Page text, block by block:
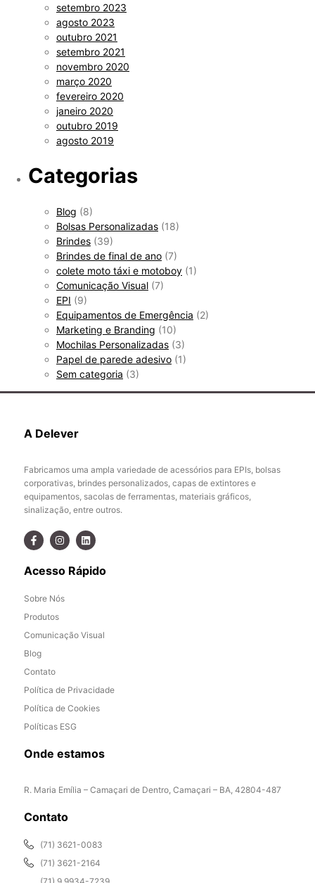
setembro 2023
agosto 2023
outubro 2021
setembro 2021
novembro 2020
março 2020
fevereiro 2020
janeiro 2020
outubro 2019
agosto 2019
Categorias
Blog (8)
Bolsas Personalizadas (18)
Brindes (39)
Brindes de final de ano (7)
colete moto táxi e motoboy (1)
Comunicação Visual (7)
EPI (9)
Equipamentos de Emergência (2)
Marketing e Branding (10)
Mochilas Personalizadas (3)
Papel de parede adesivo (1)
Sem categoria (3)
A Delever
Fabricamos uma ampla variedade de acessórios para EPIs, bolsas
corporativas, brindes personalizados, capas de extintores e
equipamentos, sacolas de ferramentas, materiais gráficos,
sinalização, entre outros.
Acesso Rápido
Sobre Nós
Produtos
Comunicação Visual
Blog
Contato
Política de Privacidade
Política de Cookies
Políticas ESG
Onde estamos
R. Maria Emília – Camaçari de Dentro, Camaçari – BA, 42804-487
Contato
(71) 3621-0083
(71) 3621-2164
(71) 9 9934-7239